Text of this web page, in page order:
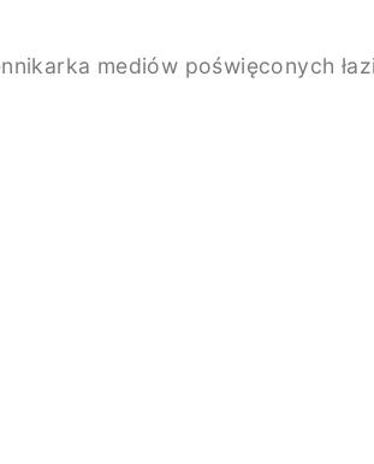
mediów poświęconych